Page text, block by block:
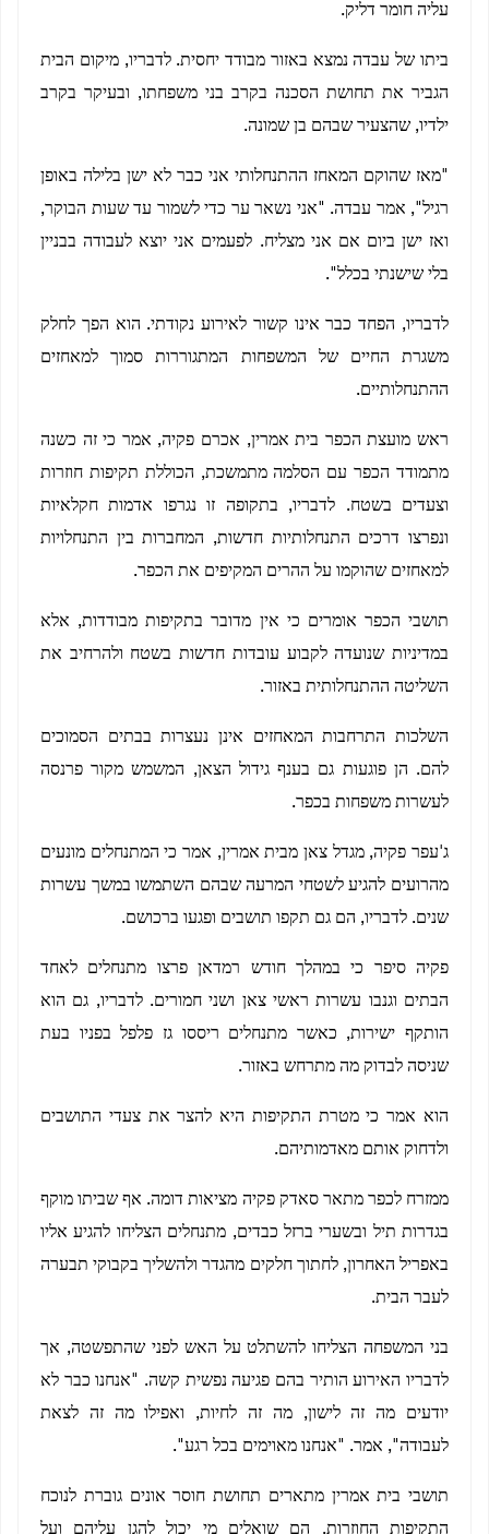
עליה חומר דליק.
ביתו של עבדה נמצא באזור מבודד יחסית. לדבריו, מיקום הבית
הגביר את תחושת הסכנה בקרב בני משפחתו, ובעיקר בקרב
ילדיו, שהצעיר שבהם בן שמונה.
"מאז שהוקם המאחז ההתנחלותי אני כבר לא ישן בלילה באופן
רגיל", אמר עבדה. "אני נשאר ער כדי לשמור עד שעות הבוקר,
ואז ישן ביום אם אני מצליח. לפעמים אני יוצא לעבודה בבניין
בלי שישנתי בכלל".
לדבריו, הפחד כבר אינו קשור לאירוע נקודתי. הוא הפך לחלק
משגרת החיים של המשפחות המתגוררות סמוך למאחזים
ההתנחלותיים.
ראש מועצת הכפר בית אמרין, אכרם פקיה, אמר כי זה כשנה
מתמודד הכפר עם הסלמה מתמשכת, הכוללת תקיפות חוזרות
וצעדים בשטח. לדבריו, בתקופה זו נגרפו אדמות חקלאיות
ונפרצו דרכים התנחלותיות חדשות, המחברות בין התנחלויות
למאחזים שהוקמו על ההרים המקיפים את הכפר.
תושבי הכפר אומרים כי אין מדובר בתקיפות מבודדות, אלא
במדיניות שנועדה לקבוע עובדות חדשות בשטח ולהרחיב את
השליטה ההתנחלותית באזור.
השלכות התרחבות המאחזים אינן נעצרות בבתים הסמוכים
להם. הן פוגעות גם בענף גידול הצאן, המשמש מקור פרנסה
לעשרות משפחות בכפר.
ג'עפר פקיה, מגדל צאן מבית אמרין, אמר כי המתנחלים מונעים
מהרועים להגיע לשטחי המרעה שבהם השתמשו במשך עשרות
שנים. לדבריו, הם גם תקפו תושבים ופגעו ברכושם.
פקיה סיפר כי במהלך חודש רמדאן פרצו מתנחלים לאחד
הבתים וגנבו עשרות ראשי צאן ושני חמורים. לדבריו, גם הוא
הותקף ישירות, כאשר מתנחלים ריססו גז פלפל בפניו בעת
שניסה לבדוק מה מתרחש באזור.
הוא אמר כי מטרת התקיפות היא להצר את צעדי התושבים
ולדחוק אותם מאדמותיהם.
ממזרח לכפר מתאר סאדק פקיה מציאות דומה. אף שביתו מוקף
בגדרות תיל ובשערי ברזל כבדים, מתנחלים הצליחו להגיע אליו
באפריל האחרון, לחתוך חלקים מהגדר ולהשליך בקבוקי תבערה
לעבר הבית.
בני המשפחה הצליחו להשתלט על האש לפני שהתפשטה, אך
לדבריו האירוע הותיר בהם פגיעה נפשית קשה. "אנחנו כבר לא
יודעים מה זה לישון, מה זה לחיות, ואפילו מה זה לצאת
לעבודה", אמר. "אנחנו מאוימים בכל רגע".
תושבי בית אמרין מתארים תחושת חוסר אונים גוברת לנוכח